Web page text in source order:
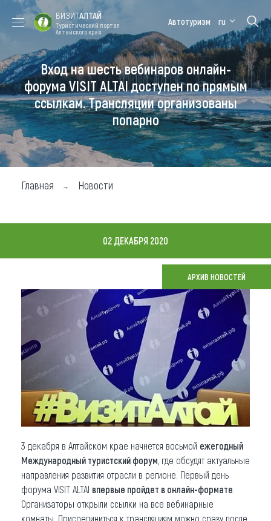
Форум VISIT
ALTAI
Цветение
маральника
Медицинский
форум
Алтайская
зимовка
Туры
Где побывать
Чем заняться
Где остановиться
Что привезти (сувениры)
О регионе
Коллекция впечатлений
Другие рубрики
ВИЗИТАЛТАЙ
Туристический портал
Алтайского края
Автотуризм ru
Вход на шесть вебинаров онлайн-
форума VISIT ALTAI доступен по прямым
ссылкам. Трансляции организованы
попарно
Главная Новости
02 ДЕКАБРЯ 2020
АРХИВ НОВОСТЕЙ
3 декабря в Алтайском крае начнется восьмой ежегодный
Международный туристский форум , где обсудят актуальные
направления развития отрасли в регионе. Первый день
форума VISIT ALTAI впервые пройдет в онлайн-формате
Организаторы открыли ссылки на все вебинарные
комнаты. Присоединиться к трансляциям можно сразу после